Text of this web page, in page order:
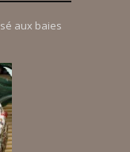
aux baies